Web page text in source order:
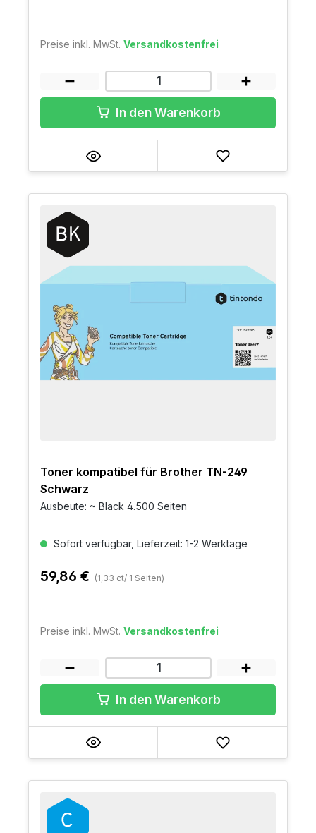
Preise inkl. MwSt. Versandkostenfrei
In den Warenkorb
Toner kompatibel für Brother TN-249
Schwarz
Ausbeute: ~ Black 4.500 Seiten
Sofort verfügbar, Lieferzeit: 1-2 Werktage
59,86 € (1,33 ct/ 1 Seiten)
Preise inkl. MwSt. Versandkostenfrei
In den Warenkorb